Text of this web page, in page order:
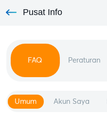
Pusat Info
FAQ Peraturan
Umum Akun Saya